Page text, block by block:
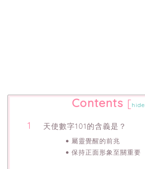
Contents [hide
天使數字101的含義是？
屬靈覺醒的前兆
保持正面形象至關重要